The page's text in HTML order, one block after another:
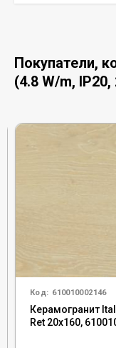
Покупатели,
(4.8 W/m,
Код: 610010002146
Керамогранит
Ret 20x160,